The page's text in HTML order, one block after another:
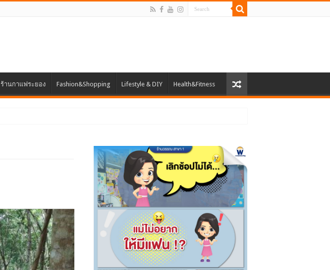
ร้านกาแฟระยอง Fashion&Shopping Lifestyle & DIY Health&Fitness